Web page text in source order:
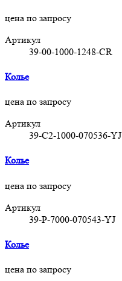
цена по запросу
Артикул
39-00-1000-1248-СR
Колье
цена по запросу
Артикул
39-C2-1000-070536-YJ
Колье
цена по запросу
Артикул
39-P-7000-070543-YJ
Колье
цена по запросу